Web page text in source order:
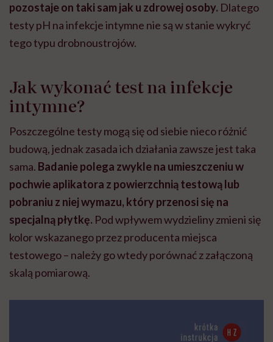
pozostaje on taki sam jak u zdrowej osoby. Dlatego
testy pH na infekcje intymne nie są w stanie wykryć
tego typu drobnoustrojów.
Jak wykonać test na infekcje
intymne?
Poszczególne testy mogą się od siebie nieco różnić
budową, jednak zasada ich działania zawsze jest taka
sama. Badanie polega zwykle na umieszczeniu w
pochwie aplikatora z powierzchnią testową lub
pobraniu z niej wymazu, który przenosi się na
specjalną płytkę. Pod wpływem wydzieliny zmieni się
kolor wskazanego przez producenta miejsca
testowego – należy go wtedy porównać z załączoną
skalą pomiarową.